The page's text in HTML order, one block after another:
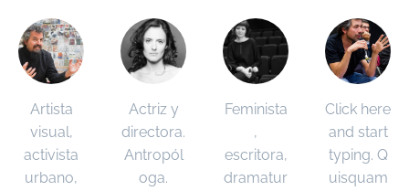
Artista
visual,
activista
urbano,
Actriz y
directora.
Antropól
oga.
Feminista
,
escritora,
dramatur
Click here
and start
typing. Q
uisquam